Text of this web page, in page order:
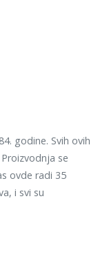
godine. Svih ovih
se
ovde radi 35
i svi su